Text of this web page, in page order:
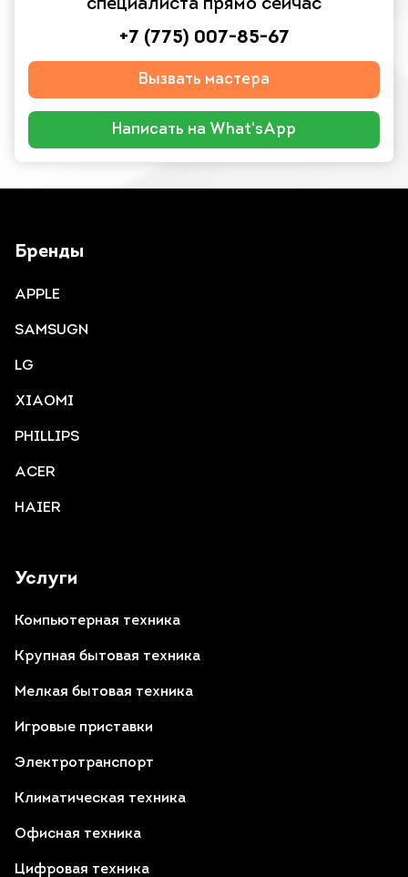
специалиста прямо сейчас
+7 (775) 007-85-67
Вызвать мастера
Написать на What'sApp
Услуги
Компьютерная техника
Крупная бытовая техника
Мелкая бытовая техника
Игровые приставки
Электротранспорт
Климатическая техника
Офисная техника
Цифровая техника
Бренды
APPLE
SAMSUGN
LG
XIAOMI
PHILLIPS
ACER
HAIER